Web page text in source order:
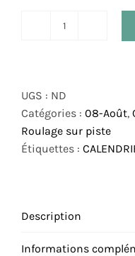
quantité
2
AOUT
2025
UGS : ND
Catégories : 08-Août,
Roulage sur piste
Étiquettes :
Description
Informations